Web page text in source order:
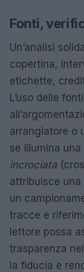
Fonti,
Un’analisi
copertina,
etichette,
L’uso delle
arrangiatore o
se illumina
incrociata
attribuisce
un
tracce e
lettore possa
trasparenza
la fiducia e